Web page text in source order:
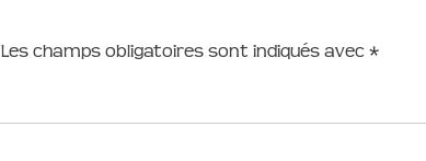
Les champs obligatoires sont indiqués avec *